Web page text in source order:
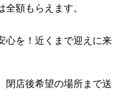
額もらえます。
心を！近くまで迎えに来
閉店後希望の場所まで送